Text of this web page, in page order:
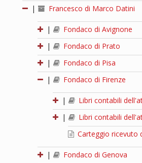
| Francesco di Marco Datini
|
Fondaco di Avignone
|
Fondaco di Prato
|
Fondaco di Pisa
|
Fondaco di Firenze
|
Libri contabili
|
Libri contabili
Carteggio ricevuto
|
Fondaco di Genova